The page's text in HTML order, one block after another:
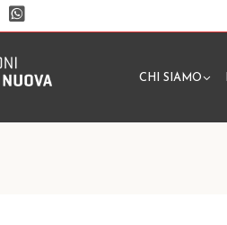
CHI SIAMO